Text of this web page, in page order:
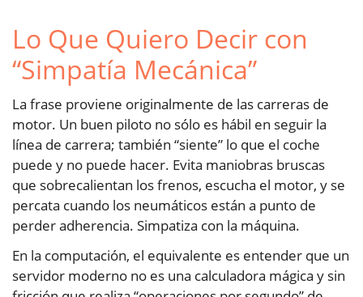
Lo Que Quiero Decir con
“Simpatía Mecánica”
La frase proviene originalmente de las carreras de
motor. Un buen piloto no sólo es hábil en seguir la
línea de carrera; también “siente” lo que el coche
puede y no puede hacer. Evita maniobras bruscas
que sobrecalientan los frenos, escucha el motor, y se
percata cuando los neumáticos están a punto de
perder adherencia. Simpatiza con la máquina.
En la computación, el equivalente es entender que un
servidor moderno no es una calculadora mágica y sin